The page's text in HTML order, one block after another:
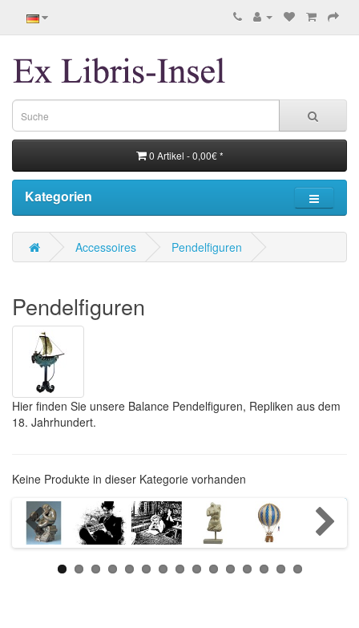
0 Artikel - 0,00€ *
Kategorien
Accessoires Pendelfiguren
Pendelfiguren
Hier finden Sie unsere Balance Pendelfiguren, Repliken aus dem
18. Jahrhundert.
Keine Produkte in dieser Kategorie vorhanden
Weiter